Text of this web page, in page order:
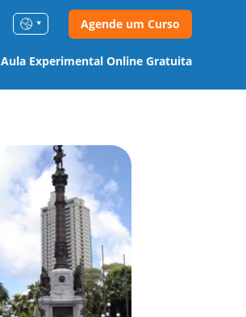
Aula Experimental Online Gratuita
Agende um Curso